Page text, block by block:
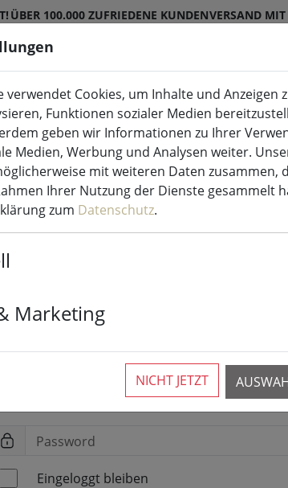
ÜBER 100.000 ZUFRIEDENE KUNDENVERSAND
LED-Kerzen Indoor & Outdoor
Login
Login mit Ihren Daten
Password
Eingeloggt bleiben
verwendet Cookies, um Inhalte und
Funktionen sozialer Medien
geben wir Informationen zu Ihrer
Medien, Werbung und Analysen weiter.
mit weiteren Daten zusammen,
Ihrer Nutzung der Dienste gesammelt
zum Datenschutz.
Marketing
NICHT JETZT